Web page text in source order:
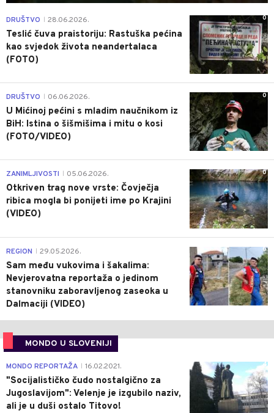
0
DRUŠTVO 28.06.2026.
Teslić čuva praistoriju: Rastuška pećina
kao svjedok života neandertalaca
(FOTO)
0
DRUŠTVO 06.06.2026.
U Mićinoj pećini s mladim naučnikom iz
BiH: Istina o šišmišima i mitu o kosi
(FOTO/VIDEO)
0
ZANIMLJIVOSTI 05.06.2026.
Otkriven trag nove vrste: Čovječja
ribica mogla bi ponijeti ime po Krajini
(VIDEO)
0
REGION 29.05.2026.
Sam među vukovima i šakalima:
Nevjerovatna reportaža o jedinom
stanovniku zaboravljenog zaseoka u
Dalmaciji (VIDEO)
MONDO U SLOVENIJI
4
MONDO REPORTAŽA 16.02.2021.
"Socijalističko čudo nostalgično za
Jugoslavijom": Velenje je izgubilo naziv,
ali je u duši ostalo Titovo!